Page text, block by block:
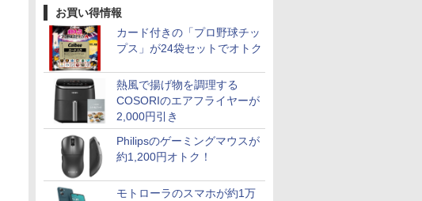
お買い得情報
カード付きの「プロ野球チッ
プス」が24袋セットでオトク
熱風で揚げ物を調理する
COSORIのエアフライヤーが
2,000円引き
Philipsのゲーミングマウスが
約1,200円オトク！
モトローラのスマホが約1万